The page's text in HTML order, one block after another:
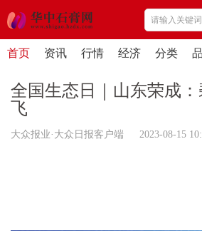
首页 资讯 行情 经济 分类
全国生态日｜山东荣成
飞
大众报业·大众日报客户端 2023-08-15